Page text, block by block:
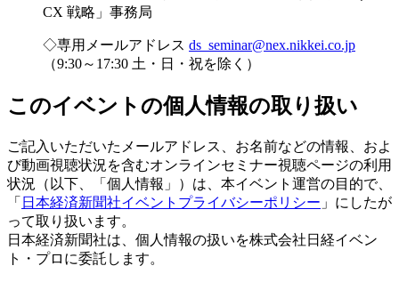
CX 戦略」事務局
◇専用メールアドレス ds_seminar@nex.nikkei.co.jp
（9:30～17:30 土・日・祝を除く）
このイベントの個人情報の取り扱い
ご記入いただいたメールアドレス、お名前などの情報、およ
び動画視聴状況を含むオンラインセミナー視聴ページの利用
状況（以下、「個人情報」）は、本イベント運営の目的で、
「 日本経済新聞社イベントプライバシーポリシー 」にしたが
って取り扱います。
日本経済新聞社は、個人情報の扱いを株式会社日経イベン
ト・プロに委託します。